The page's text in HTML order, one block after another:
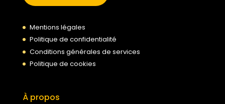
Mentions légales
Politique de confidentialité
Conditions générales de services
Politique de cookies
À propos